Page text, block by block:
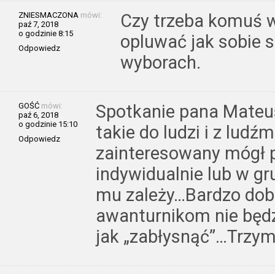
ZNIESMACZONA mówi:
paź 7, 2018
o godzinie 8:15
Odpowiedz
Czy trzeba komuś
opluwać jak sobie
wyborach.
GOŚĆ mówi:
paź 6, 2018
o godzinie 15:10
Odpowiedz
Spotkanie pana
takie do ludzi i z
zainteresowany
indywidualnie lub w
mu zależy…Bardzo
awanturnikom nie
jak